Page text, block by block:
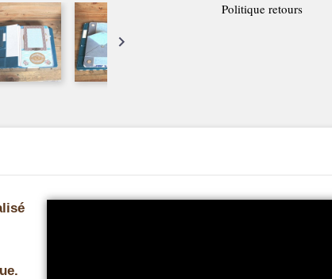

Politique retours